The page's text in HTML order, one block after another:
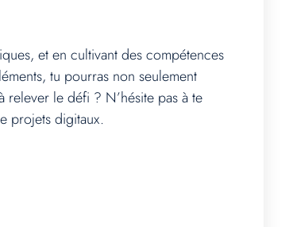
et en cultivant des compétences
tu pourras non seulement
relever le défi ? N’hésite pas à te
projets digitaux.